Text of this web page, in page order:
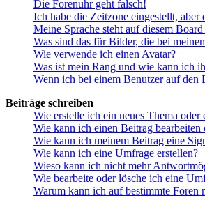
Die Forenuhr geht falsch!
Ich habe die Zeitzone eingestellt,
Meine Sprache steht auf diesem
Was sind das für Bilder, die bei
Wie verwende ich einen Avatar?
Was ist mein Rang und wie kann ich
Wenn ich bei einem Benutzer auf
Beiträge schreiben
Wie erstelle ich ein neues Thema
Wie kann ich einen Beitrag bearbeiten
Wie kann ich meinem Beitrag eine
Wie kann ich eine Umfrage erstellen?
Wieso kann ich nicht mehr
Wie bearbeite oder lösche ich eine
Warum kann ich auf bestimmte Foren